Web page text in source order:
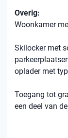
Overig:
Woonkamer
Skilocker met
oplader met
Toegang tot
een deel van